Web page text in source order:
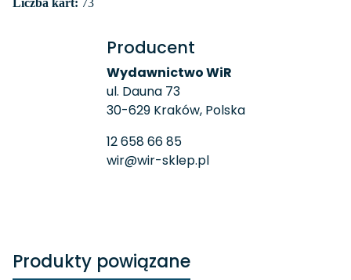
Producent
Wydawnictwo WiR
ul. Dauna 73
30-629 Kraków, Polska
12 658 66 85
wir@wir-sklep.pl
Produkty powiązane